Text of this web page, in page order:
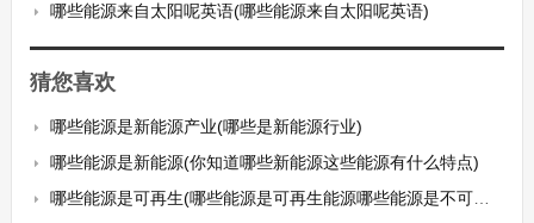
哪些能源来自太阳呢英语(哪些能源来自太阳呢英语)
猜您喜欢
哪些能源是新能源产业(哪些是新能源行业)
哪些能源是新能源(你知道哪些新能源这些能源有什么特点)
哪些能源是可再生(哪些能源是可再生能源哪些能源是不可再生能源)